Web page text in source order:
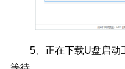
5、 正在下载U盘启动